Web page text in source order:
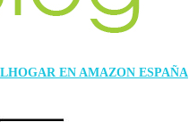
EN AMAZON ESPAÑA